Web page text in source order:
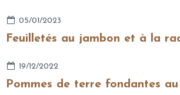
05/01/2023
Feuilletés au jambon et à la
19/12/2022
Pommes de terre fondantes